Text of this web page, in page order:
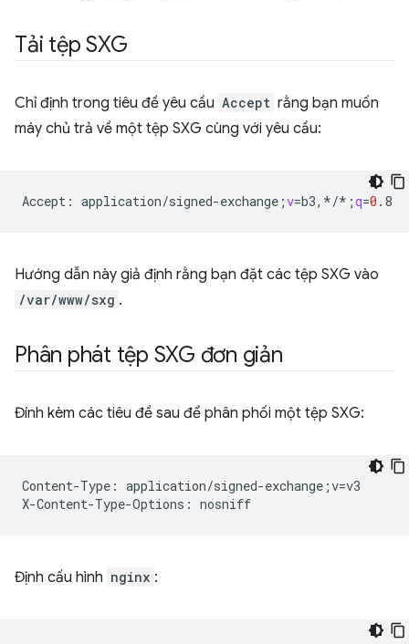
Tải tệp SXG
Chỉ định trong tiêu đề yêu cầu Accept rằng bạn muốn
máy chủ trả về một tệp SXG cùng với yêu cầu:
Accept: application/signed-exchange ;v=b3,*/* ;q=0
Hướng dẫn này giả định rằng bạn đặt các tệp SXG vào
/var/www/sxg .
Phân phát tệp SXG đơn giản
Đính kèm các tiêu đề sau để phân phối một tệp SXG:
Content-Type: application/signed-exchange;v=v3
Định cấu hình nginx :